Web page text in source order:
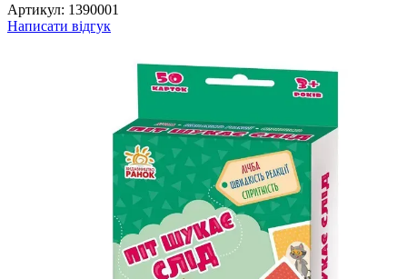
Артикул: 1390001
Написати відгук